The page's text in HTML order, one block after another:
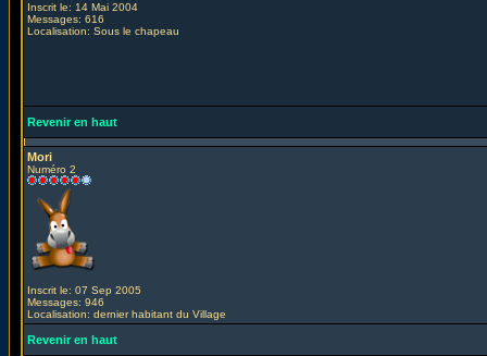
Inscrit le: 14 Mai 2004
Messages: 616
Localisation: Sous le chapeau
Revenir en haut
Mori
Numéro 2
Inscrit le: 07 Sep 2005
Messages: 946
Localisation: dernier habitant du Village
Revenir en haut